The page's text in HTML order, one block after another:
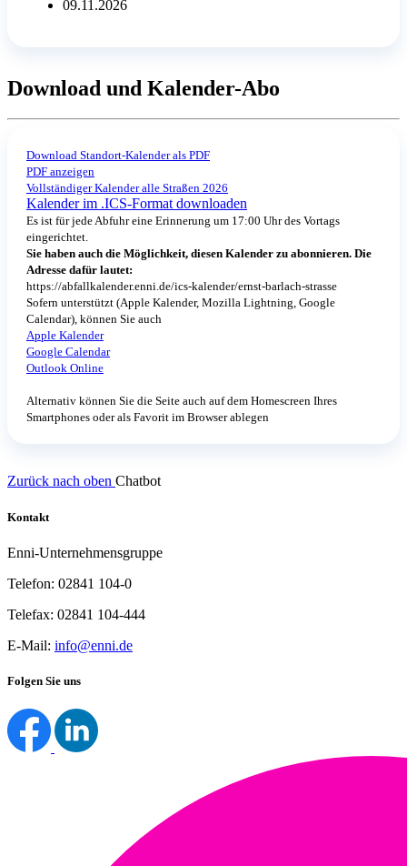
09.11.2026
Download und Kalender-Abo
Download Standort-Kalender als PDF
PDF anzeigen
Vollständiger Kalender alle Straßen 2026
Kalender im .ICS-Format downloaden
Es ist für jede Abfuhr eine Erinnerung um 17:00 Uhr des Vortags
eingerichtet.
Sie haben auch die Möglichkeit, diesen Kalender zu abonnieren. Die
Adresse dafür lautet:
https://abfallkalender.enni.de/ics-kalender/ernst-barlach-strasse
Sofern unterstützt (Apple Kalender, Mozilla Lightning, Google
Calendar), können Sie auch
Apple Kalender
Google Calendar
Outlook Online
Alternativ können Sie die Seite auch auf dem Homescreen Ihres
Smartphones oder als Favorit im Browser ablegen
Zurück nach oben Chatbot
Kontakt
Enni-Unternehmensgruppe
Telefon: 02841 104-0
Telefax: 02841 104-444
E-Mail: info@enni.de
Folgen Sie uns